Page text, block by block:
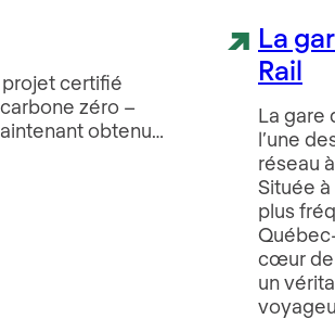
certifié
zéro –
obtenu…
La
Rail
La gare
l’une
réseau
Située
plus
cœur de
un